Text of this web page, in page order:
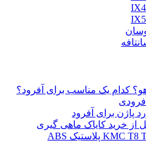
کدام یک مناسب برای آفرود؟
پاژن برای آفرود
از خرید کایاک ماهی گیری